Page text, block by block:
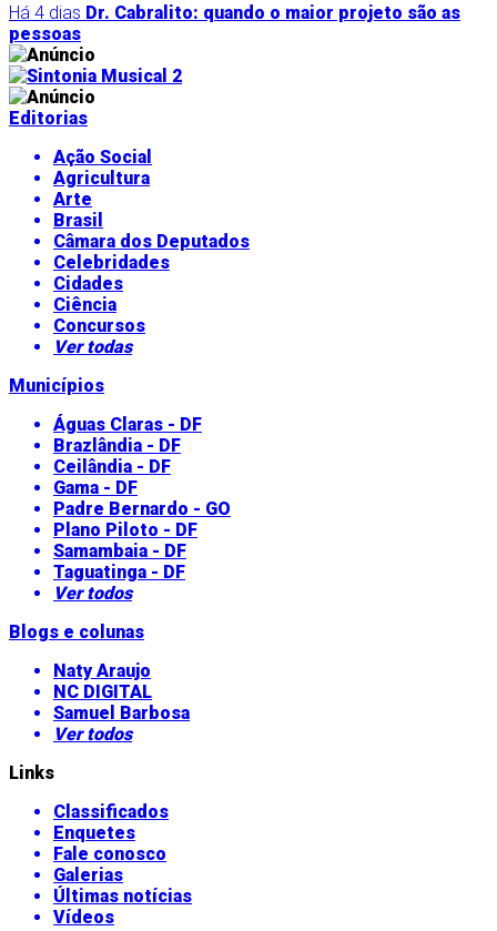
Há 4 dias Dr. Cabralito: quando o maior projeto são as
pessoas
Editorias
Ação Social
Agricultura
Arte
Brasil
Câmara dos Deputados
Celebridades
Cidades
Ciência
Concursos
Ver todas
Municípios
Águas Claras - DF
Brazlândia - DF
Ceilândia - DF
Gama - DF
Padre Bernardo - GO
Plano Piloto - DF
Samambaia - DF
Taguatinga - DF
Ver todos
Blogs e colunas
Naty Araujo
NC DIGITAL
Samuel Barbosa
Ver todos
Links
Classificados
Enquetes
Fale conosco
Galerias
Últimas notícias
Vídeos